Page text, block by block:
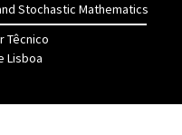
Stochastic Mathematics
Têcnico
Lisboa